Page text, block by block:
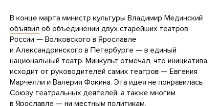
В конце марта министр культуры Владимир Мединский
объявил об объединении двух старейших театров
России — Волковского в Ярославле
и Александринского в Петербурге — в единый
национальный театр. Минкульт отмечал, что инициатива
исходит от руководителей самих театров — Евгения
Марчелли и Валерия Фокина. Эта идея не понравилась
Союзу театральных деятелей, а также многим
в Ярославле — ни местным политикам,